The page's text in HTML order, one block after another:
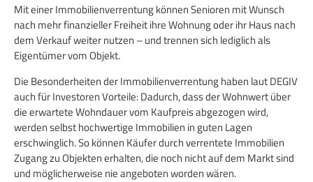
Mit einer Immobilienverrentung können Senioren mit Wunsch
nach mehr finanzieller Freiheit ihre Wohnung oder ihr Haus nach
dem Verkauf weiter nutzen – und trennen sich lediglich als
Eigentümer vom Objekt.
Die Besonderheiten der Immobilienverrentung haben laut DEGIV
auch für Investoren Vorteile: Dadurch, dass der Wohnwert über
die erwartete Wohndauer vom Kaufpreis abgezogen wird,
werden selbst hochwertige Immobilien in guten Lagen
erschwinglich. So können Käufer durch verrentete Immobilien
Zugang zu Objekten erhalten, die noch nicht auf dem Markt sind
und möglicherweise nie angeboten worden wären.